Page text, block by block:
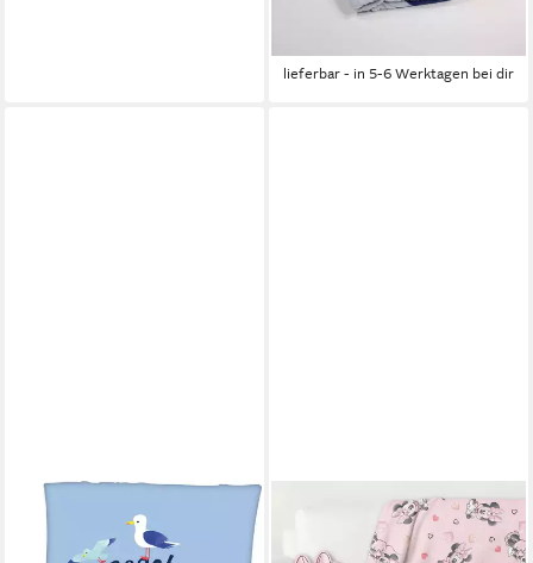
19,95 € 24,95 €
lieferbar - in 5-6 Werktagen bei dir
DISNEY
Babydecke Mickey Mouse, mit